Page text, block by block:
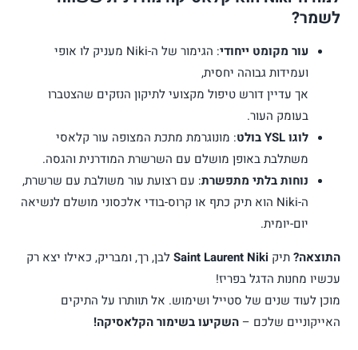
לשמר?
עור מקומט ייחודי
: הגימור של ה-Niki מעניק לו אופי
ועמידות גבוהה יחסית,
אך עדיין דורש טיפול מקצועי לתיקון הנזקים שהצטברו
בעומק העור.
לוגו YSL בולט
: מונוגרמת מתכת המצופה עור קלאסי
משתלבת באופן מושלם עם השרשרת המודרנית והגסה.
נוחות בלתי מתפשרת: עם רצועת עור משולבת עם שרשרת,
ה-Niki הוא תיק כתף או קרוס-בודי אלכסוני מושלם לנשיאה
יום-יומית.
התוצאה?תיק Saint Laurent Niki לבן, רך, ומבריק, כאילו יצא רק
עכשיו מחנות הדגל בפריז!
מוכן לעוד שנים של סטייל ושימוש. אל תוותרו על התיקים
האייקוניים שלכם –השקיעו בשימור הקלאסיקה!